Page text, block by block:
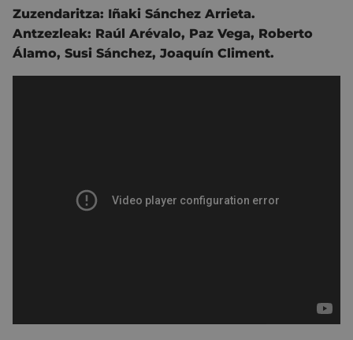
Zuzendaritza: Iñaki Sánchez Arrieta.
Antzezleak: Raúl Arévalo, Paz Vega, Roberto
Álamo, Susi Sánchez, Joaquín Climent.